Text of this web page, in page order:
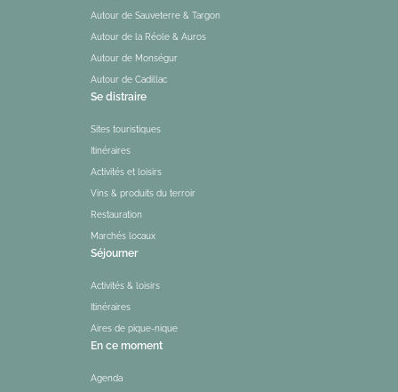
Autour de Sauveterre & Targon
Autour de la Réole & Auros
Autour de Monségur
Autour de Cadillac
Se distraire
Sites touristiques
Itinéraires
Activités et loisirs
Vins & produits du terroir
Restauration
Marchés locaux
Séjourner
Activités & loisirs
Itinéraires
Aires de pique-nique
En ce moment
Agenda